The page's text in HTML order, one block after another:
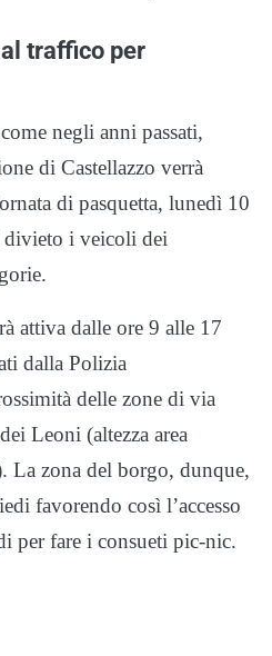
traffico per
negli anni passati,
di Castellazzo verrà
di pasquetta, lunedì 10
divieto i veicoli dei
attiva dalle ore 9 alle 17
dalla Polizia
delle zone di via
Leoni (altezza area
La zona del borgo, dunque,
favorendo così l’accesso
per fare i consueti pic-nic.